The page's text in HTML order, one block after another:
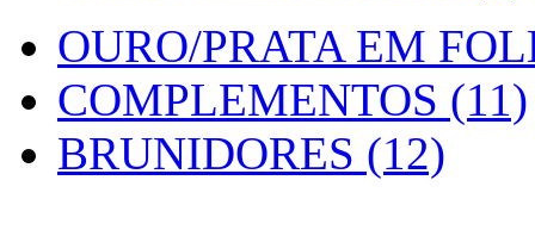
OURO/PRATA EM
COMPLEMENTOS (11)
BRUNIDORES (12)